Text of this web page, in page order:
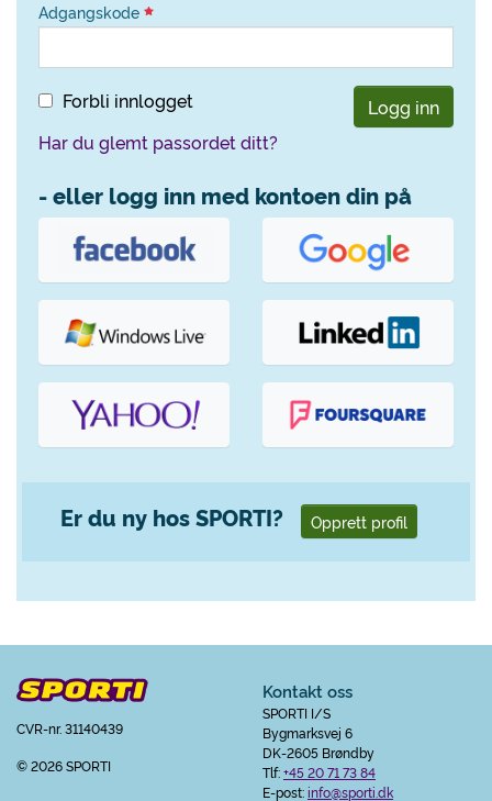
Adgangskode
Forbli innlogget
Logg inn
Har du glemt passordet ditt?
- eller logg inn med kontoen din på
Er du ny hos SPORTI? Opprett profil
CVR-nr. 31140439
© 2026 SPORTI
Kontakt oss
SPORTI I/S
Bygmarksvej 6
DK-2605 Brøndby
Tlf:+45 20 71 73 84
E-post:info@sporti.dk